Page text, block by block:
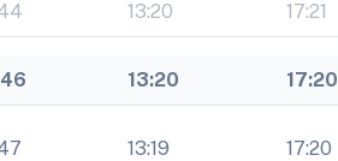
13:20 17:21
13:20 17:20
13:19 17:20